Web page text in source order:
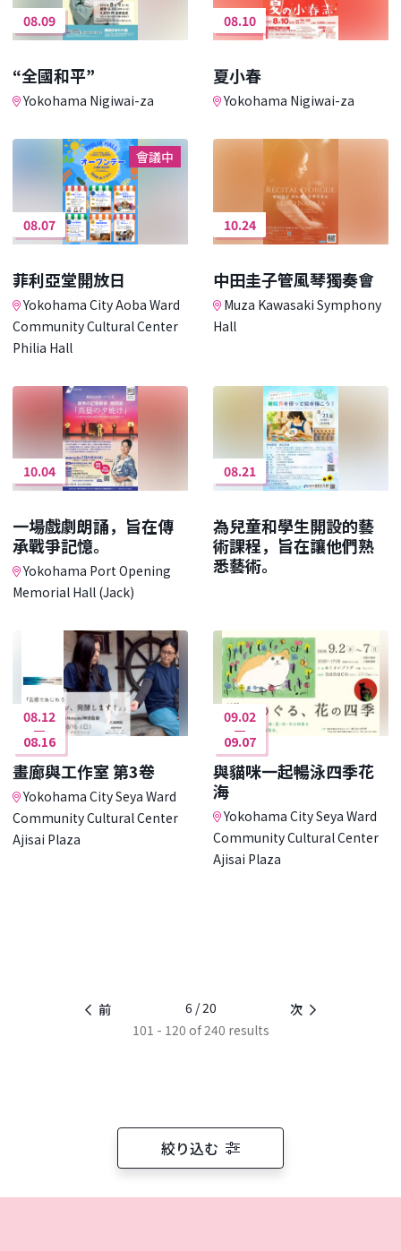
08.09
“全國和平”
Yokohama Nigiwai-za
08.10
夏小春
Yokohama Nigiwai-za
會議中
08.07
菲利亞堂開放日
Yokohama City Aoba Ward
Community Cultural Center
Philia Hall
10.24
中田圭子管風琴獨奏會
Muza Kawasaki Symphony
Hall
10.04
一場戲劇朗誦，旨在傳
承戰爭記憶。
Yokohama Port Opening
Memorial Hall (Jack)
08.21
為兒童和學生開設的藝
術課程，旨在讓他們熟
悉藝術。
08.12
08.16
畫廊與工作室 第3卷
Yokohama City Seya Ward
Community Cultural Center
Ajisai Plaza
09.02
09.07
與貓咪一起暢泳四季花
海
Yokohama City Seya Ward
Community Cultural Center
Ajisai Plaza
前 6 / 20
次
101 - 120 of 240 results
絞り込む